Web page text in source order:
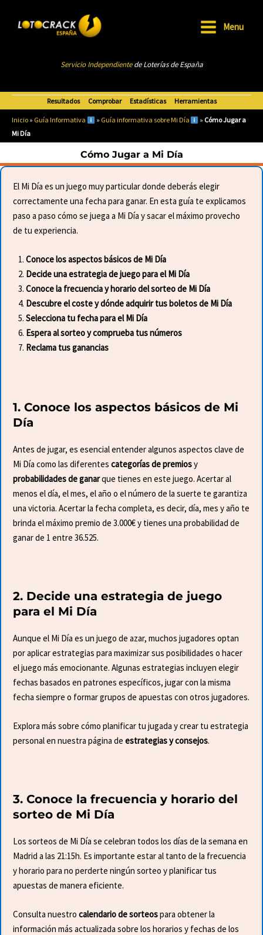
Main
Menu
Menu
Servicio Independiente de Loterías de España
Resultados Comprobar Estadísticas Herramientas
Inicio » Guía Informativa » Guía informativa sobre Mi Día » Cómo Jugar a
Mi Día
Cómo Jugar a Mi Día
El Mi Día es un juego muy particular donde deberás elegir
correctamente una fecha para ganar. En esta guía te explicamos
paso a paso cómo se juega a Mi Día y sacar el máximo provecho
de tu experiencia.
Conoce los aspectos básicos de Mi Día
Decide una estrategia de juego para el Mi Día
Conoce la frecuencia y horario del sorteo de Mi Día
Descubre el coste y dónde adquirir tus boletos de Mi Día
Selecciona tu fecha para el Mi Día
Espera al sorteo y comprueba tus números
Reclama tus ganancias
1. Conoce los aspectos básicos de Mi
Día
Antes de jugar, es esencial entender algunos aspectos clave de
Mi Día como las diferentes categorías de premiosy
probabilidades de ganarque tienes en este juego. Acertar al
menos el día, el mes, el año o el número de la suerte te garantiza
una victoria. Acertar la fecha completa, es decir, día, mes y año te
brinda el máximo premio de 3.000€ y tienes una probabilidad de
ganar de 1 entre 36.525.
2. Decide una estrategia de juego
para el Mi Día
Aunque el Mi Día es un juego de azar, muchos jugadores optan
por aplicar estrategias para maximizar sus posibilidades o hacer
el juego más emocionante. Algunas estrategias incluyen elegir
fechas basados en patrones específicos, jugar con la misma
fecha siempre o formar grupos de apuestas con otros jugadores.
Explora más sobre cómo planificar tu jugada y crear tu estrategia
personal en nuestra página de estrategias y consejos.
3. Conoce la frecuencia y horario del
sorteo de Mi Día
Los sorteos de Mi Día se celebran todos los días de la semana en
Madrid a las 21:15h. Es importante estar al tanto de la frecuencia
y horario para no perderte ningún sorteo y planificar tus
apuestas de manera eficiente.
Consulta nuestro calendario de sorteospara obtener la
información más actualizada sobre los horarios y fechas de los